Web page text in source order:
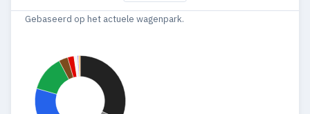
Gebaseerd op het actuele wagenpark.